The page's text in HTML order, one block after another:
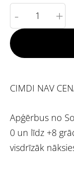
- +
CIMDI NAV
Apģērbus no
0 un līdz +8
visdrīzāk